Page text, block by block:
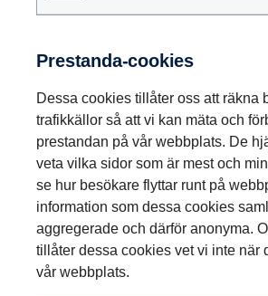
Prestanda-cookies
Dessa cookies tillåter oss att räkna
trafikkällor så att vi kan mäta och
prestandan på vår webbplats. De
veta vilka sidor som är mest och
se hur besökare flyttar runt på
information som dessa cookies
aggregerade och därför anonyma.
tillåter dessa cookies vet vi inte när
vår webbplats.